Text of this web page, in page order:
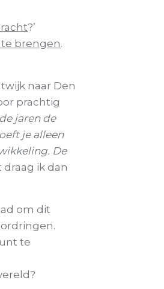
?’
brengen.
naar Den
prachtig
jaren de
je alleen
De
draag ik dan
om dit
te